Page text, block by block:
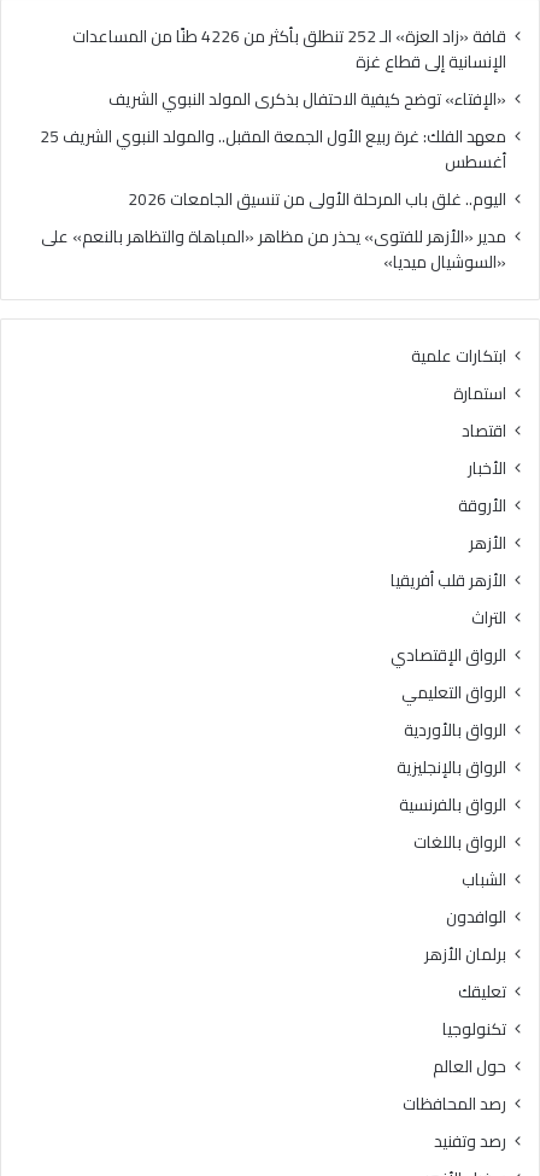
قافة «زاد العزة» الـ 252 تنطلق بأكثر من 4226 طنًا من المساعدات
الإنسانية إلى قطاع غزة
«الإفتاء» توضح كيفية الاحتفال بذكرى المولد النبوي الشريف
معهد الفلك: غرة ربيع الأول الجمعة المقبل.. والمولد النبوي الشريف 25
أغسطس
اليوم.. غلق باب المرحلة الأولى من تنسيق الجامعات 2026
مدير «الأزهر للفتوى» يحذر من مظاهر «المباهاة والتظاهر بالنعم» على
«السوشيال ميديا»
ابتكارات علمية
استمارة
اقتصاد
الأخبار
الأروقة
الأزهر
الأزهر قلب أفريقيا
التراث
الرواق الإقتصادي
الرواق التعليمي
الرواق بالأوردية
الرواق بالإنجليزية
الرواق بالفرنسية
الرواق باللغات
الشباب
الوافدون
برلمان الأزهر
تعليقك
تكنولوجيا
حول العالم
رصد المحافظات
رصد وتفنيد